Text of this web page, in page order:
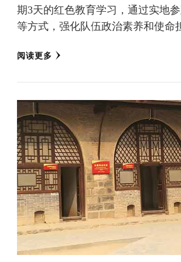
期3天的红色教育学习，通过实地
等方式，强化队伍政治素养和使命
阅读更多